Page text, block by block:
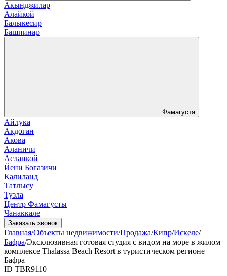
Акынджилар
Алайкой
Балыкесир
Башпинар
Фамагуста
Айлука
Акдоган
Акова
Аланичи
Асланкой
Йени Богазичи
Калиланд
Татлысу
Тузла
Центр Фамагусты
Чанаккале
Заказать звонок
Главная/Объекты недвижимости/Продажа/Кипр/Искеле/
Бафра/Эксклюзивная готовая студия с видом на море в жилом
комплексе Thalassa Beach Resort в туристическом регионе
Бафра
ID TBR9110